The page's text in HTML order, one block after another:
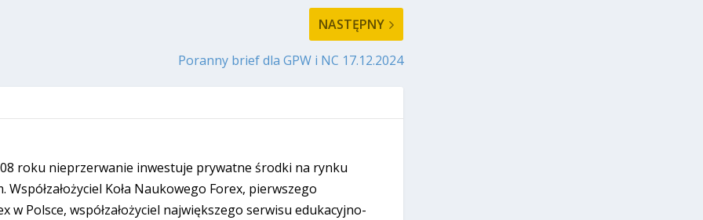
NASTĘPNY
Poranny brief dla GPW i NC 17.12.2024
roku nieprzerwanie inwestuje prywatne środki na rynku
Koła Naukowego Forex, pierwszego
w Polsce, współzałożyciel największego serwisu edukacyjno-